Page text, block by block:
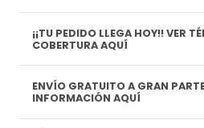
¡¡TU PEDIDO LLEGA HOY!! VER TÉRMINOS Y
COBERTURA AQUÍ
ENVÍO GRATUITO A GRAN
INFORMACIÓN AQUÍ